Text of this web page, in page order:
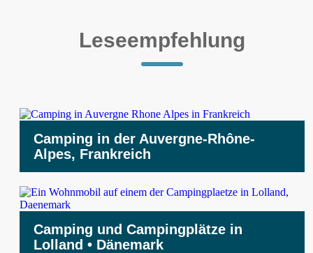
Leseempfehlung
Camping in der Auvergne-Rhône-
Alpes, Frankreich
Camping und Campingplätze in
Lolland • Dänemark